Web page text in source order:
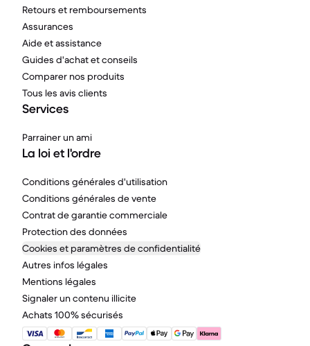
Retours et remboursements
Assurances
Aide et assistance
Guides d'achat et conseils
Comparer nos produits
Tous les avis clients
Services
Parrainer un ami
La loi et l'ordre
Conditions générales d'utilisation
Conditions générales de vente
Contrat de garantie commerciale
Protection des données
Cookies et paramètres de confidentialité
Autres infos légales
Mentions légales
Signaler un contenu illicite
Achats 100% sécurisés